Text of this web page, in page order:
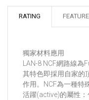
RATING
獨家材料應用
LAN-8 NCF網路線
其特色即採用自家的
作用。NCF為一種特
活躍(active)的屬性